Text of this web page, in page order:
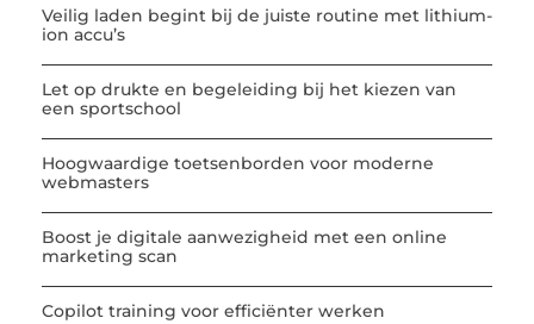
Veilig laden begint bij de juiste routine met lithium-
ion accu’s
Let op drukte en begeleiding bij het kiezen van
een sportschool
Hoogwaardige toetsenborden voor moderne
webmasters
Boost je digitale aanwezigheid met een online
marketing scan
Copilot training voor efficiënter werken